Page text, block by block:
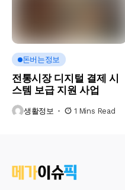
돈버는정보
전통시장 디지털 결제 시
스템 보급 지원 사업
생활정보 1 Mins Read